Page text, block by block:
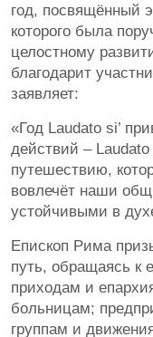
год, посвящённый
которого была
целостному
благодарит
заявляет:
«Год Laudato si’
действий –
путешествию,
вовлечёт наши
устойчивыми в
Епископ Рима
путь, обращаясь к
приходам и
больницам;
группам и